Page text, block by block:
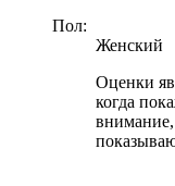
Пол:
Женский
Оценки
когда